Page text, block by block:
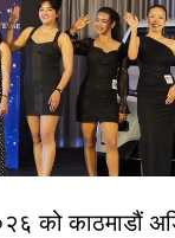
को काठमाडौं